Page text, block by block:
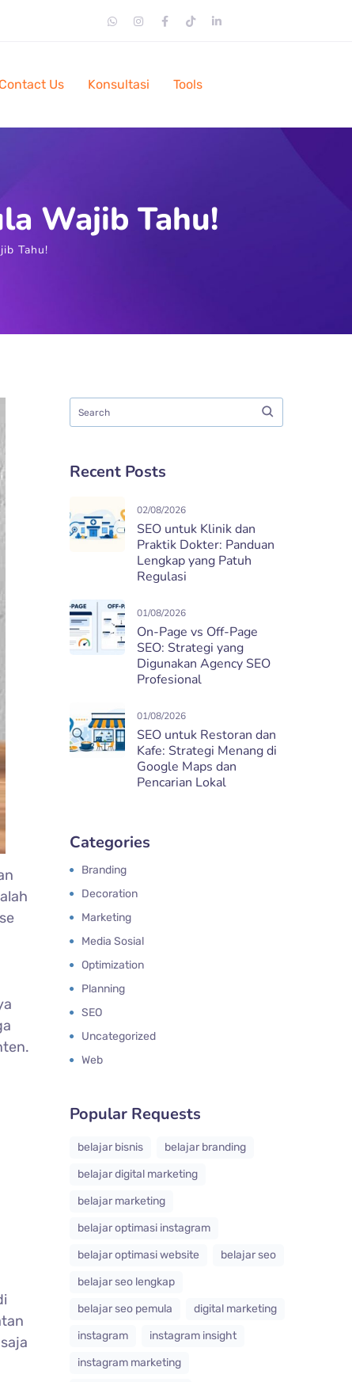
Contact Us Konsultasi Tools
Wajib Tahu!
Tahu!
Recent Posts
02/08/2026
SEO untuk Klinik dan
Praktik Dokter: Panduan
Lengkap yang Patuh
Regulasi
01/08/2026
On-Page vs Off-Page
SEO: Strategi yang
Digunakan Agency SEO
Profesional
01/08/2026
SEO untuk Restoran dan
Kafe: Strategi Menang di
Google Maps dan
Pencarian Lokal
Categories
Branding
Decoration
Marketing
Media Sosial
Optimization
Planning
SEO
Uncategorized
Web
Popular Requests
belajar bisnis
belajar branding
belajar digital marketing
belajar marketing
belajar optimasi instagram
belajar optimasi website
belajar seo
belajar seo lengkap
belajar seo pemula
digital marketing
instagram
instagram insight
instagram marketing